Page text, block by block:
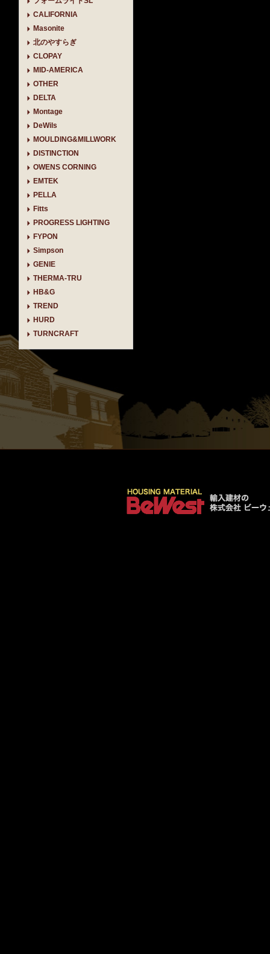
CALIFORNIA
Masonite
北のやすらぎ
CLOPAY
MID-AMERICA
OTHER
DELTA
Montage
DeWils
MOULDING&MILLWORK
DISTINCTION
OWENS CORNING
EMTEK
PELLA
Fitts
PROGRESS LIGHTING
FYPON
Simpson
GENIE
THERMA-TRU
HB&G
TREND
HURD
TURNCRAFT